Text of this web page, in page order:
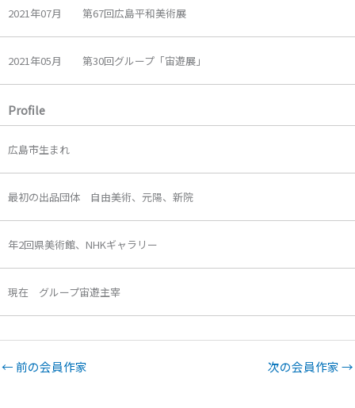
2021年07月 第67回広島平和美術展
2021年05月 第30回グループ「宙遊展」
Profile
広島市生まれ
最初の出品団体 自由美術、元陽、新院
年2回県美術館、NHKギャラリー
現在 グループ宙遊主宰
← 前の会員作家 次の会員作家→